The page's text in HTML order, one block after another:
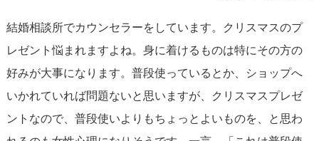
合も多いのです。実際にプレゼントを選ぶ際の労力や、彼
女への思いを共有することで、二人の絆はさらに深まるで
しょう。
つまり、彼女との関係性、彼女の個性や好みを考慮するな
結婚相談所でカウンセラーをしています。クリスマスのプ
レゼント悩まれますよね。身に着けるものは特にその方の
好みが大事になります。普段使っているとか、ショップへ
いかれていれば問題ないと思いますが、クリスマスプレゼ
ントなので、普段使いよりもちょっとよいものを、と思わ